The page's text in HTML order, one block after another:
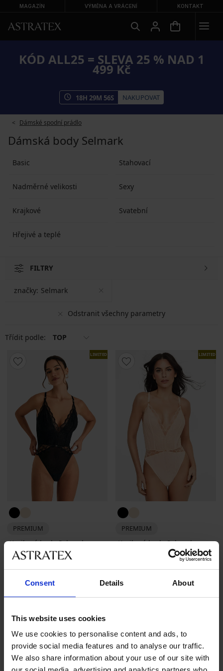
Consent Details About
This website uses cookies
We use cookies to personalise content and ads, to
provide social media features and to analyse our traffic.
We also share information about your use of our site with
MAGAZÍN VÝMĚNA A VRÁCENÍ KONTAKT
KÓD ALL25 = SLEVA 25 % NAD 1
499 Kč
18H 29M 56S NAKUPOVAT
Dámské spodní prádlo
Dámská body Selmark
Basic Stahovací
Nadměrné velikosti Sexy
Krajkové Svatební
Hřejivé a teplé
FILTRY
Odstranit všechny parametry
značky: Selmark
Třídit podle: TOP
LIMITED
PREMIUM
Krajkové body Selmark
Manuela
3 199 Kč
LIMITED
PREMIUM
Krajkové body Selmark
Nejoblíbenější značky